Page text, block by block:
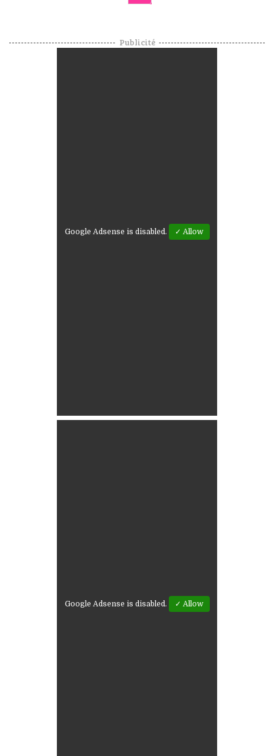
Publicité
Google Adsense is disabled. ✓ Allow
Google Adsense is disabled. ✓ Allow